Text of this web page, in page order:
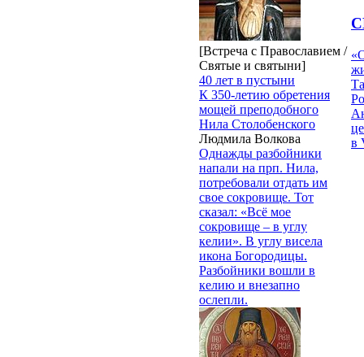
[Встреча с Православием /
Святые и святыни]
40 лет в пустыни
К 350-летию обретения
мощей преподобного
Нила Столобенского
Людмила Волкова
Однажды разбойники
напали на прп. Нила,
потребовали отдать им
свое сокровище. Тот
сказал: «Всё мое
сокровище – в углу
келии». В углу висела
икона Богородицы.
Разбойники вошли в
келию и внезапно
ослепли.
в